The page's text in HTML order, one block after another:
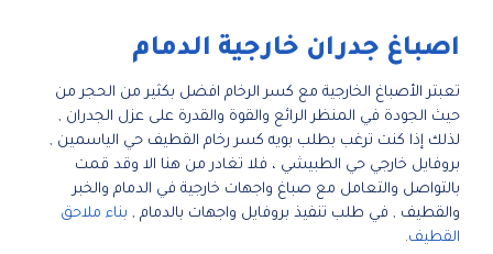
اصباغ جدران خارجية الدمام
تعبتر الأصباغ الخارجية مع كسر الرخام افضل بكثير من الحجر من
حيث الجودة في المنظر الرائع والقوة والقدرة على عزل الجدران ,
لذلك إذا كنت ترغب بطلب بويه كسر رخام القطيف حي الياسمين ,
بروفايل خارجي حي الطبيشي ، فلا تغادر من هنا الا وقد قمت
بالتواصل والتعامل مع صباغ واجهات خارجية في الدمام والخبر
والقطيف , في طلب تنفيذ بروفايل واجهات بالدمام , بناء ملاحق
القطيف.